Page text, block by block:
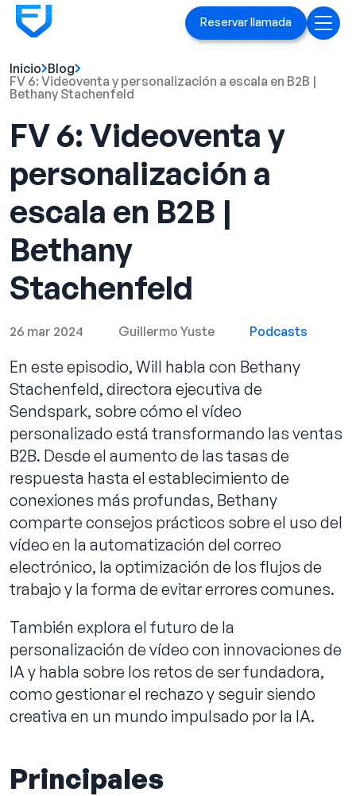
Reservar llamada
Inicio
Servicios
Anuncios en Linked[ln]
Marca ejecutiva
Blog
Playbook
Casos prácticos
Reservar llamada
Inicio Blog
FV 6: Videoventa y personalización a escala en B2B |
Bethany Stachenfeld
FV 6: Videoventa y
personalización a
escala en B2B |
Bethany
Stachenfeld
26 mar 2024 Guillermo Yuste Podcasts
En este episodio, Will habla con Bethany
Stachenfeld, directora ejecutiva de
Sendspark, sobre cómo el vídeo
personalizado está transformando las ventas
B2B. Desde el aumento de las tasas de
respuesta hasta el establecimiento de
conexiones más profundas, Bethany
comparte consejos prácticos sobre el uso del
vídeo en la automatización del correo
electrónico, la optimización de los flujos de
trabajo y la forma de evitar errores comunes.
También explora el futuro de la
personalización de vídeo con innovaciones de
IA y habla sobre los retos de ser fundadora,
como gestionar el rechazo y seguir siendo
creativa en un mundo impulsado por la IA.
Principales